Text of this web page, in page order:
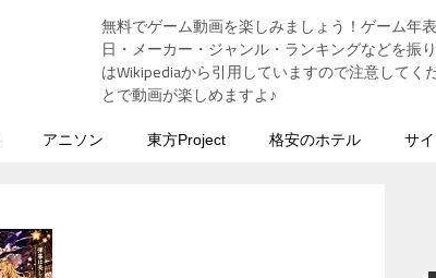
無料でゲーム動画を楽しみましょう！ゲーム年
日・メーカー・ジャンル・ランキングなどを振
はWikipediaから引用していますので注意して
とで動画が楽しめますよ♪
アニソン 東方Project 格安のホテル サ